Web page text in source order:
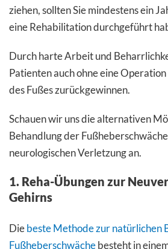
ziehen, sollten Sie mindestens ein
eine Rehabilitation durchgeführt
Durch harte Arbeit und
Patienten auch ohne eine
des Fußes zurückgewinnen.
Schauen wir uns die alternativen
Behandlung der
neurologischen Verletzung an.
1. Reha-Übungen zur
Gehirns
Diebeste Methode zur natürlichen
Fußheberschwächebesteht in